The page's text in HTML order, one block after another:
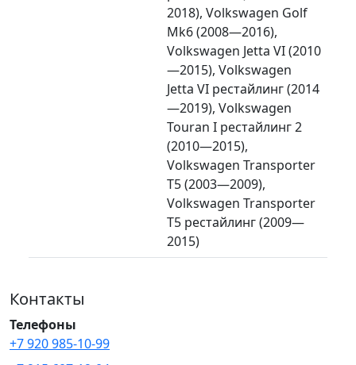
2018), Volkswagen Golf
Mk6 (2008—2016),
Volkswagen Jetta VI (2010
—2015), Volkswagen
Jetta VI рестайлинг (2014
—2019), Volkswagen
Touran I рестайлинг 2
(2010—2015),
Volkswagen Transporter
T5 (2003—2009),
Volkswagen Transporter
T5 рестайлинг (2009—
2015)
Контакты
Телефоны
+7 920 985-10-99